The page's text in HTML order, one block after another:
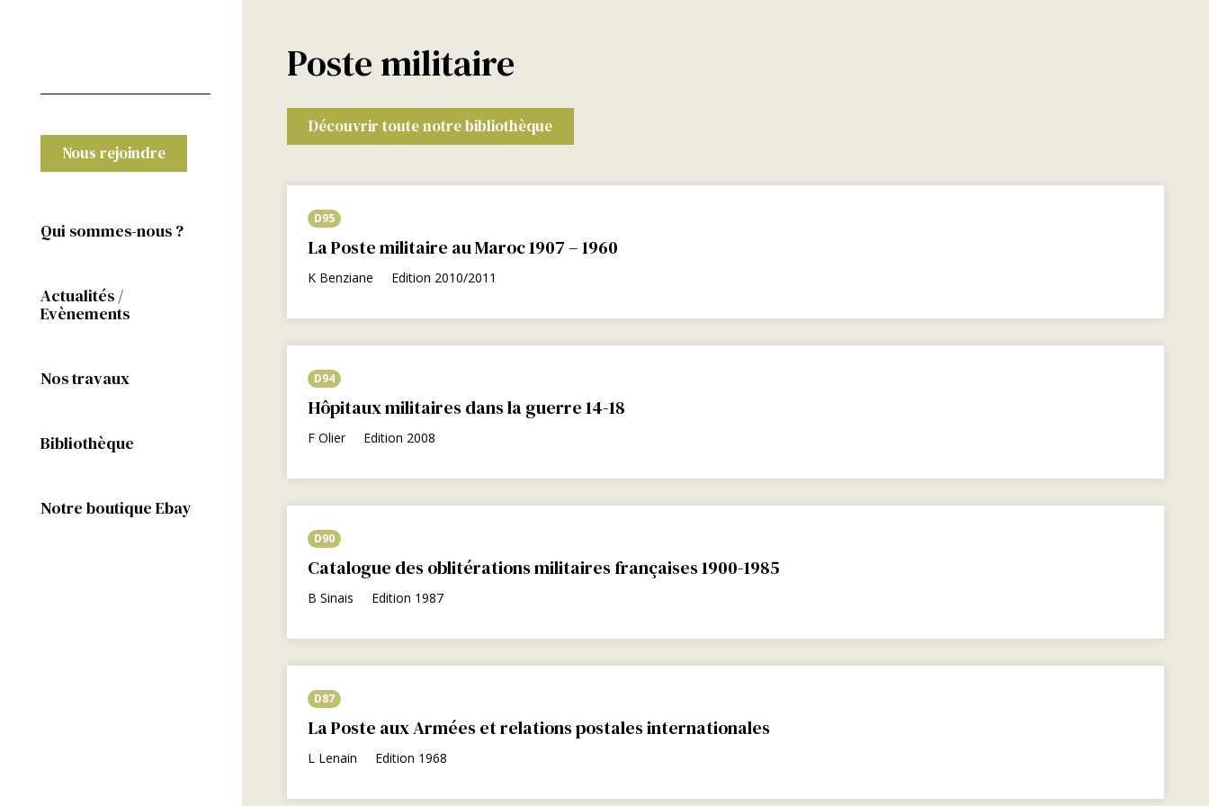
Nous rejoindre
Qui sommes-nous ?
Actualités /
Evènements
Nos travaux
Bibliothèque
Notre boutique Ebay
Poste militaire
Découvrir toute notre bibliothèque
D95
La Poste militaire au Maroc 1907 – 1960
K Benziane Edition 2010/2011
D94
Hôpitaux militaires dans la guerre 14-18
F Olier Edition 2008
D90
Catalogue des oblitérations militaires françaises 1900-1985
B Sinais Edition 1987
D87
La Poste aux Armées et relations postales internationales
L Lenain Edition 1968